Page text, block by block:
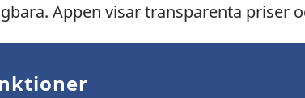
Appen visar transparenta priser